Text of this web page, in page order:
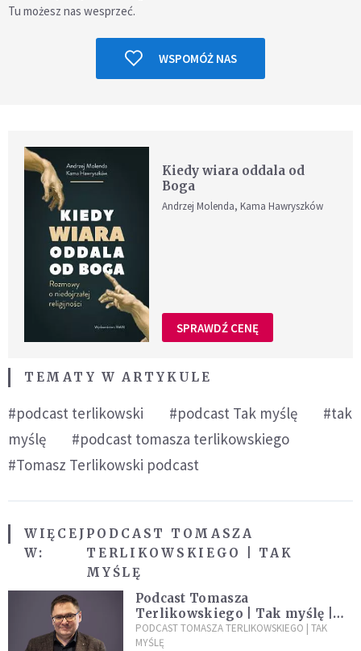
Tu możesz nas wesprzeć.
WSPOMÓŻ NAS
Kiedy wiara oddala od
Boga
Andrzej Molenda, Kama Hawryszków
SPRAWDŹ CENĘ
TEMATY W ARTYKULE
#podcast terlikowski #podcast Tak myślę
#tak
myślę
#podcast tomasza terlikowskiego
#Tomasz Terlikowski podcast
WIĘCEJ
W:
PODCAST TOMASZA
TERLIKOWSKIEGO | TAK
MYŚLĘ
Podcast Tomasza
Terlikowskiego | Tak myślę |
Odcinek 130
PODCAST TOMASZA TERLIKOWSKIEGO | TAK
MYŚLĘ